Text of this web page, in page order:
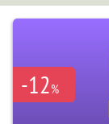
-12%